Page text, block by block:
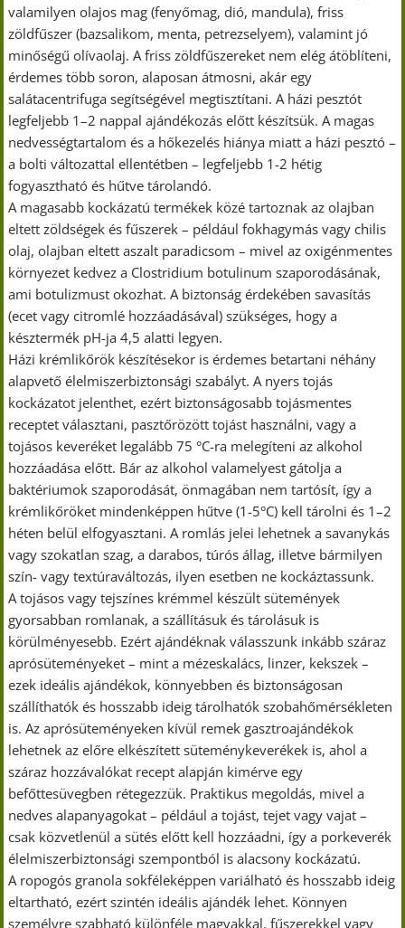
valamilyen olajos mag (fenyőmag, dió, mandula), friss
zöldfűszer (bazsalikom, menta, petrezselyem), valamint jó
minőségű olívaolaj. A friss zöldfűszereket nem elég átöblíteni,
érdemes több soron, alaposan átmosni, akár egy
salátacentrifuga segítségével megtisztítani. A házi pesztót
legfeljebb 1–2 nappal ajándékozás előtt készítsük. A magas
nedvességtartalom és a hőkezelés hiánya miatt a házi pesztó –
a bolti változattal ellentétben – legfeljebb 1-2 hétig
fogyasztható és hűtve tárolandó.
A magasabb kockázatú termékek közé tartoznak az olajban
eltett zöldségek és fűszerek – például fokhagymás vagy chilis
olaj, olajban eltett aszalt paradicsom – mivel az oxigénmentes
környezet kedvez a Clostridium botulinum szaporodásának,
ami botulizmust okozhat. A biztonság érdekében savasítás
(ecet vagy citromlé hozzáadásával) szükséges, hogy a
késztermék pH-ja 4,5 alatti legyen.
Házi krémlikőrök készítésekor is érdemes betartani néhány
alapvető élelmiszerbiztonsági szabályt. A nyers tojás
kockázatot jelenthet, ezért biztonságosabb tojásmentes
receptet választani, pasztőrözött tojást használni, vagy a
tojásos keveréket legalább 75 °C-ra melegíteni az alkohol
hozzáadása előtt. Bár az alkohol valamelyest gátolja a
baktériumok szaporodását, önmagában nem tartósít, így a
krémlikőröket mindenképpen hűtve (1-5°C) kell tárolni és 1–2
héten belül elfogyasztani. A romlás jelei lehetnek a savanykás
vagy szokatlan szag, a darabos, túrós állag, illetve bármilyen
szín- vagy textúraváltozás, ilyen esetben ne kockáztassunk.
A tojásos vagy tejszínes krémmel készült sütemények
gyorsabban romlanak, a szállításuk és tárolásuk is
körülményesebb. Ezért ajándéknak válasszunk inkább száraz
aprósüteményeket – mint a mézeskalács, linzer, kekszek –
ezek ideális ajándékok, könnyebben és biztonságosan
szállíthatók és hosszabb ideig tárolhatók szobahőmérsékleten
is. Az aprósüteményeken kívül remek gasztroajándékok
lehetnek az előre elkészített süteménykeverékek is, ahol a
száraz hozzávalókat recept alapján kimérve egy
befőttesüvegben rétegezzük. Praktikus megoldás, mivel a
nedves alapanyagokat – például a tojást, tejet vagy vajat –
csak közvetlenül a sütés előtt kell hozzáadni, így a porkeverék
élelmiszerbiztonsági szempontból is alacsony kockázatú.
A ropogós granola sokféleképpen variálható és hosszabb ideig
eltartható, ezért szintén ideális ajándék lehet. Könnyen
személyre szabható különféle magvakkal, fűszerekkel vagy